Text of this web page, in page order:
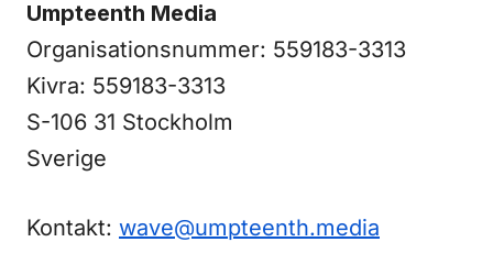
Umpteenth Media
Organisationsnummer: 559183-3313
Kivra: 559183-3313
S-106 31 Stockholm
Sverige
Kontakt: wave@umpteenth.media